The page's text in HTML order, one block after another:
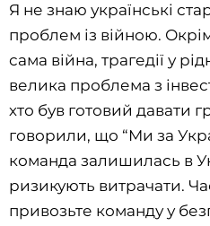
Я не знаю українські
проблем із війною.
сама війна, трагедії у
велика проблема з
хто був готовий давати
говорили, що “Ми за
команда залишилась в
ризикують витрачати.
привозьте команду у